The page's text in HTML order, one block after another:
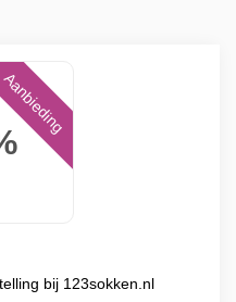
Aanbieding
bij 123sokken.nl